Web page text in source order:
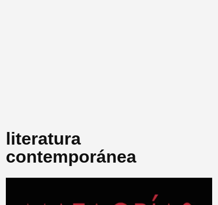
literatura
contemporánea